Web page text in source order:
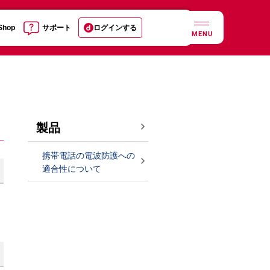
サポート ログインする
MENU
製品
携帯電話の電波防護への
適合性について